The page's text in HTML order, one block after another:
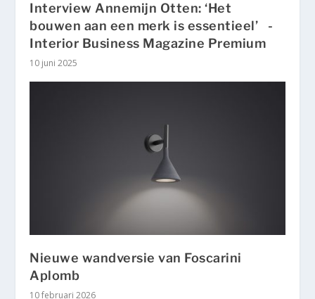
Interview Annemijn Otten: ‘Het
bouwen aan een merk is essentieel’ -
Interior Business Magazine Premium
10 juni 2025
Nieuwe wandversie van Foscarini
Aplomb
10 februari 2026